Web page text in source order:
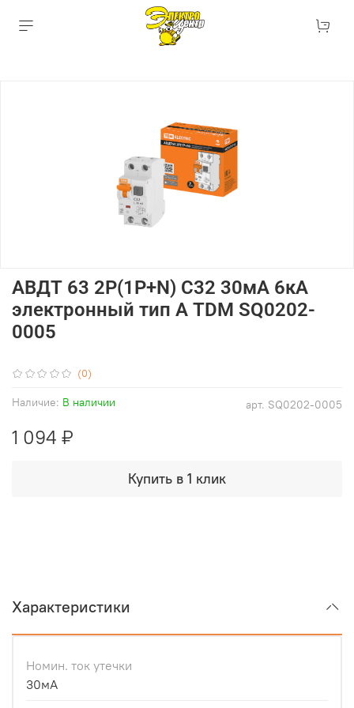
(0)
арт. SQ0202-0005
Наличие: В наличии
АВДТ 63 2Р(1Р+N) C32 30мА 6кА
электронный тип А TDM SQ0202-
0005
1 094 ₽
Купить в 1 клик
Характеристики
Номин. ток утечки
30мА